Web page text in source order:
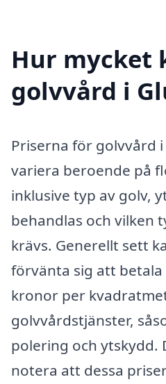
Hur mycket
golvvård i
Priserna för golvvård
variera beroende på
inklusive typ av golv,
behandlas och vilken
krävs. Generellt sett
förvänta sig att betala
kronor per
golvvårdstjänster,
polering och ytskydd.
notera att dessa